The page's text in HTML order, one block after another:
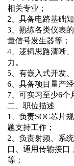
相关专业；
2、具备电路基础
3、熟练各类仪表
量信号发生器等；
4、逻辑思路清晰
力。
5、有嵌入式开发
6、具备项目量产
7、可实习至少6个
二、职位描述
1、负责SOC芯片
题支持工作；
2、负责射频、系
口、通用传输接口
等；